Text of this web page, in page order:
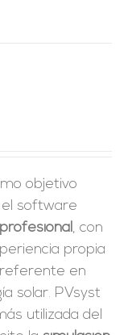
objetivo
software
, con
propia
en
solar. PVsyst
utilizada del